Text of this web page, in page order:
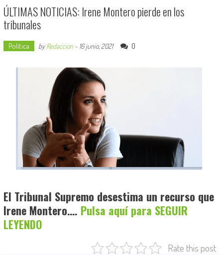
ÚLTIMAS NOTICIAS: Irene Montero pierde en los
tribunales
Política byRedaccion- 16 junio, 2021 0
El Tribunal Supremo desestima un recurso que
Irene Montero…. Pulsa aquí para SEGUIR
LEYENDO
Rate this post